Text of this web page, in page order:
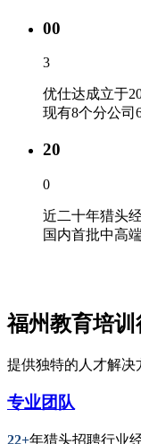
00
3
优仕达成立于
现有8个分公司
20
0
近二十年猎头
国内首批中高
福州教育培
提供独特的人才解决
专业团队
22+年猎头招聘行业